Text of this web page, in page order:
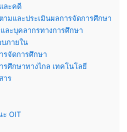
ละคดี
มและประเมินผลการจัดการศึกษา
ะบุคลากรทางการศึกษา
ภายใน
รจัดการศึกษา
รศึกษาทางไกล เทคโนโลยี
าร
ะ OIT